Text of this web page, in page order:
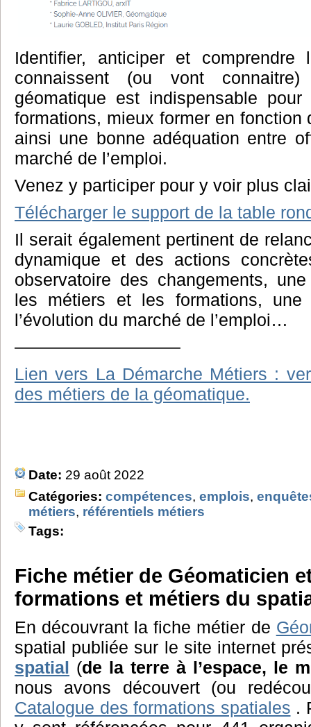
Identifier, anticiper et comprendre
connaissent (ou vont
géomatique est indispensable
formations, mieux former en fonction
ainsi une bonne adéquation entre
marché de l’emploi.
Venez y participer pour y voir plus
Télécharger le support de la table
Il serait également pertinent de
dynamique et des actions
observatoire des changements,
les métiers et les formations,
l’évolution du marché de l’emploi…
—————————–
Lien vers La Démarche Métiers :
des métiers de la géomatique.
Date: 29 août 2022
Catégories: compétences, emplois,
métiers, référentiels métiers
Tags:
Fiche métier de Géomaticien
formations et métiers du
En découvrant la fiche métier de
spatial publiée sur le site internet
spatial (de la terre à l’espace, le
nous avons découvert (ou
Catalogue des formations spatiales .